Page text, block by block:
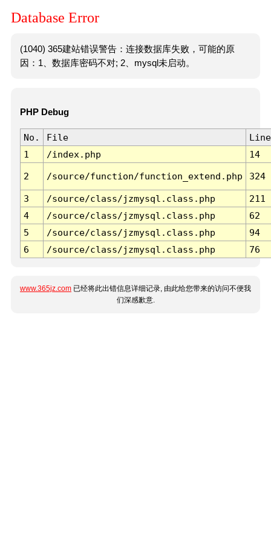
Database Error
(1040) 365建站错误警告：连接数据库失败，可能的原
因：1、数据库密码不对; 2、mysql未启动。
PHP Debug
No. File
Line
1
/index.php 14
2 /source/function/function_extend.php 324
3 /source/class/jzmysql.class.php
211
4
/source/class/jzmysql.class.php
62
5
/source/class/jzmysql.class.php
94
6
/source/class/jzmysql.class.php 76
www.365jz.com 已经将此出错信息详细记录, 由此给您带来的访问不便我
们深感歉意.